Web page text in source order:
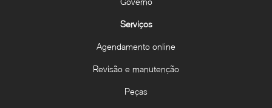
Serviços
Agendamento online
Revisão e manutenção
Peças